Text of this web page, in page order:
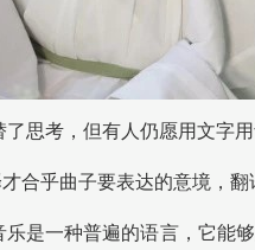
思考，但有人仍愿用文字
合乎曲子要表达的意境，
是一种普遍的语言，它能